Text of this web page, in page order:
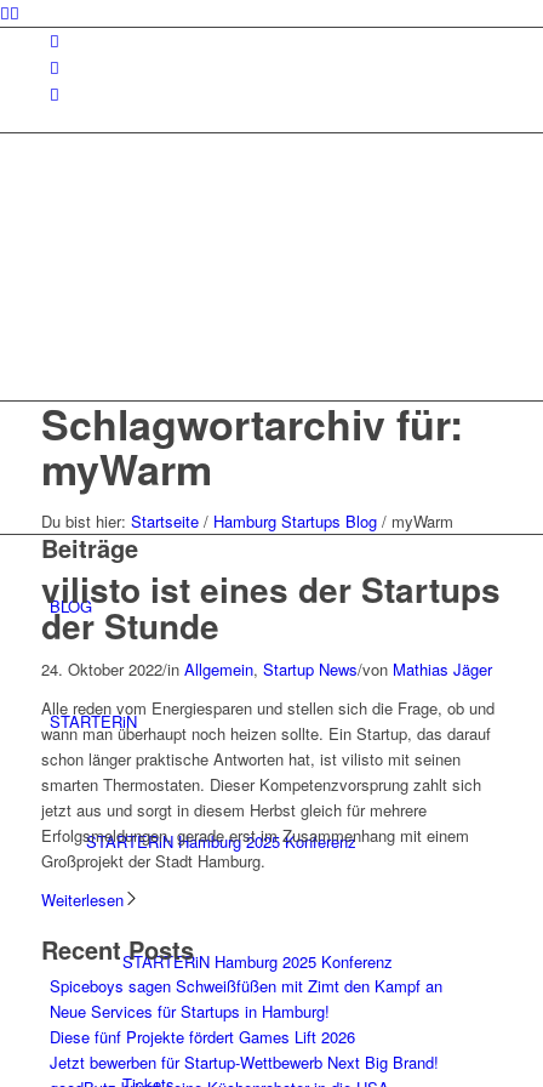
BLOG
STARTERiN
STARTERiN Hamburg 2025 Konferenz
STARTERiN Hamburg 2025 Konferenz
Schlagwortarchiv für:
myWarm
Du bist hier: Startseite / Hamburg Startups Blog / myWarm
Beiträge
vilisto ist eines der Startups
der Stunde
24. Oktober 2022/in Allgemein, Startup News/von Mathias Jäger
Alle reden vom Energiesparen und stellen sich die Frage, ob und
wann man überhaupt noch heizen sollte. Ein Startup, das darauf
schon länger praktische Antworten hat, ist vilisto mit seinen
smarten Thermostaten. Dieser Kompetenzvorsprung zahlt sich
jetzt aus und sorgt in diesem Herbst gleich für mehrere
Erfolgsmeldungen, gerade erst im Zusammenhang mit einem
Großprojekt der Stadt Hamburg.
Weiterlesen
Recent Posts
Spiceboys sagen Schweißfüßen mit Zimt den Kampf an
Neue Services für Startups in Hamburg!
Diese fünf Projekte fördert Games Lift 2026
Jetzt bewerben für Startup-Wettbewerb Next Big Brand!